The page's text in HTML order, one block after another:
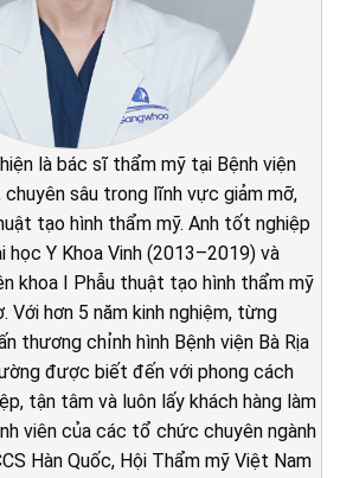
là bác sĩ thẩm mỹ tại Bệnh viện
chuyên sâu trong lĩnh vực giảm mỡ,
tạo hình thẩm mỹ. Anh tốt nghiệp
Y Khoa Vinh (2013–2019) và
khoa I Phẫu thuật tạo hình thẩm mỹ
Với hơn 5 năm kinh nghiệm, từng
thương chỉnh hình Bệnh viện Bà Rịa
được biết đến với phong cách
tận tâm và luôn lấy khách hàng làm
viên của các tổ chức chuyên ngành
Hàn Quốc, Hội Thẩm mỹ Việt Nam